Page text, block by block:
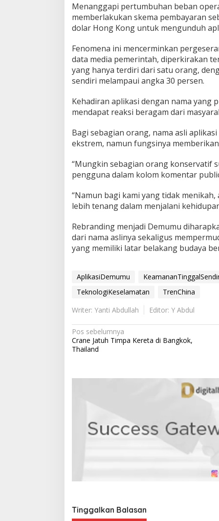
Menanggapi pertumbuhan beban
memberlakukan skema pembayaran
dolar Hong Kong untuk mengunduh
Fenomena ini mencerminkan
data media pemerintah, diperkirakan
yang hanya terdiri dari satu orang,
sendiri melampaui angka 30 persen.
Kehadiran aplikasi dengan nama
mendapat reaksi beragam dari
Bagi sebagian orang, nama asli
ekstrem, namun fungsinya
“Mungkin sebagian orang konservatif
pengguna dalam kolom komentar
“Namun bagi kami yang tidak
lebih tenang dalam menjalani
Rebranding menjadi Demumu
dari nama aslinya sekaligus
yang memiliki latar belakang budaya
AplikasiDemumu
TeknologiKeselamatan
TrenChina
Writer: Yanti Abdullah
Editor: Y Abdul
N
a
i
Pos sebelumnya
Crane Jatuh Timpa Kereta di Bangkok,
Thailand
Tinggalkan Balasan